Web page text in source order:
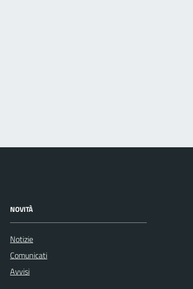
NOVITÀ
Notizie
Comunicati
Avvisi